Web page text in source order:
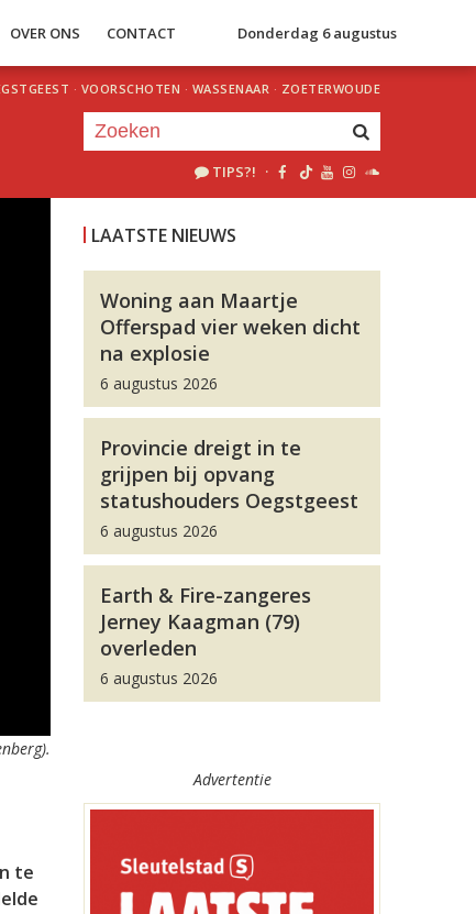
OVER ONS CONTACT Donderdag 6 augustus
· VOORSCHOTEN · WASSENAAR · ZOETERWOUDE
TIPS?! ·
te
LAATSTE NIEUWS
Woning aan Maartje
Offerspad vier weken dicht
na explosie
6 augustus 2026
Provincie dreigt in te
grijpen bij opvang
statushouders Oegstgeest
6 augustus 2026
Earth & Fire-zangeres
Jerney Kaagman (79)
overleden
6 augustus 2026
Advertentie